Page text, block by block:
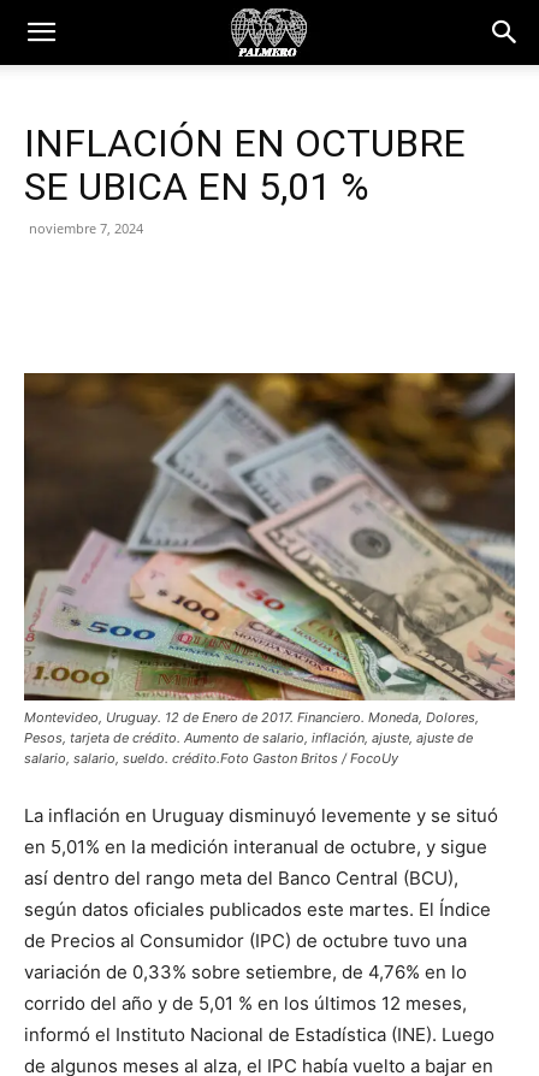
INFLACIÓN EN OCTUBRE
SE UBICA EN 5,01 %
noviembre 7, 2024
Montevideo, Uruguay. 12 de Enero de 2017. Financiero. Moneda, Dolores,
Pesos, tarjeta de crédito. Aumento de salario, inflación, ajuste, ajuste de
salario, salario, sueldo. crédito.Foto Gaston Britos / FocoUy
La inflación en Uruguay disminuyó levemente y se situó
en 5,01% en la medición interanual de octubre, y sigue
así dentro del rango meta del Banco Central (BCU),
según datos oficiales publicados este martes. El Índice
de Precios al Consumidor (IPC) de octubre tuvo una
variación de 0,33% sobre setiembre, de 4,76% en lo
corrido del año y de 5,01 % en los últimos 12 meses,
informó el Instituto Nacional de Estadística (INE). Luego
de algunos meses al alza, el IPC había vuelto a bajar en